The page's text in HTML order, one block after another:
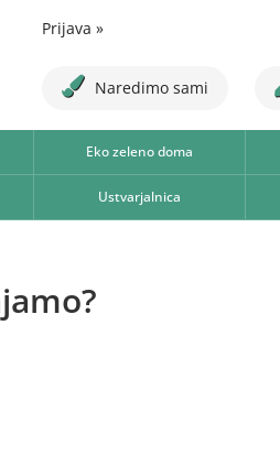
Prijava »
Naredimo sami
Eko zeleno doma
Ustvarjalnica